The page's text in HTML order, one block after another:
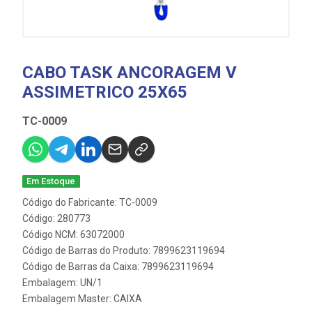
CABO TASK ANCORAGEM V
ASSIMETRICO 25X65
TC-0009
Em Estoque
Código do Fabricante: TC-0009
Código: 280773
Código NCM: 63072000
Código de Barras do Produto: 7899623119694
Código de Barras da Caixa: 7899623119694
Embalagem: UN/1
Embalagem Master: CAIXA